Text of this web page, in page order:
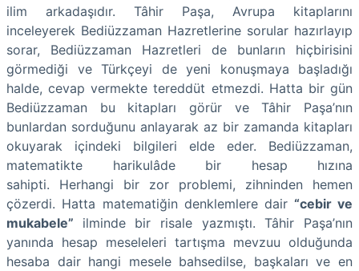
ilim arkadaşıdır. Tâhir Paşa, Avrupa kitaplarını
inceleyerek Bediüzzaman Hazretlerine sorular hazırlayıp
sorar, Bediüzzaman Hazretleri de bunların hiçbirisini
görmediği ve Türkçeyi de yeni konuşmaya başladığı
halde, cevap vermekte tereddüt etmezdi. Hatta bir gün
Bediüzzaman bu kitapları görür ve Tâhir Paşa’nın
bunlardan sorduğunu anlayarak az bir zamanda kitapları
okuyarak içindeki bilgileri elde eder. Bediüzzaman,
matematikte harikulâde bir hesap hızına
sahipti. Herhangi bir zor problemi, zihninden hemen
çözerdi. Hatta matematiğin denklemlere dair “cebir ve
mukabele” ilminde bir risale yazmıştı. Tâhir Paşa’nın
yanında hesap meseleleri tartışma mevzuu olduğunda
hesaba dair hangi mesele bahsedilse, başkaları ve en